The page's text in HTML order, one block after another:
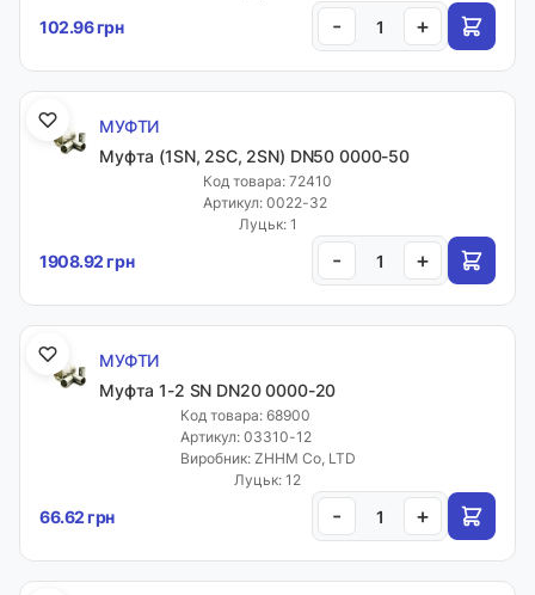
102.96 грн - +
МУФТИ
Муфта (1SN, 2SC, 2SN) DN50 0000-50
Код товара: 72410
Артикул: 0022-32
Луцьк: 1
1908.92 грн - +
МУФТИ
Муфта 1-2 SN DN20 0000-20
Код товара: 68900
Артикул: 03310-12
Виробник: ZHHM Co, LTD
Луцьк: 12
66.62 грн - +